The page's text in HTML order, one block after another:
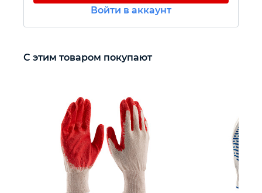
Крепежный инструмент
Режущий инструмент
Войти в аккаунт
С этим товаром покупают